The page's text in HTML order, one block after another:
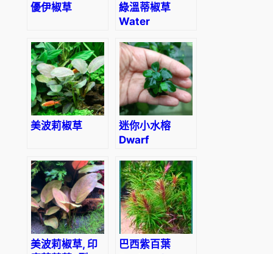
優伊椒草
綠溫蒂椒草
Water
(Cryptocoryne
wendtii
‘Green’)
美波莉椒草
迷你小水榕
Dwarf
(Anbubias
barteri var.
Nana)
美波莉椒草, 印
巴西紫百葉